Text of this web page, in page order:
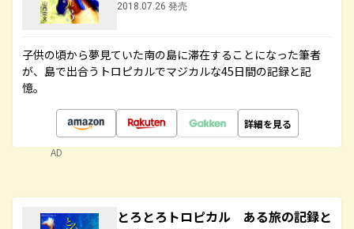
2018.07.26 発売
子供の頃から夢見ていた南の島に滞在することになった筆者
が、島で出合うトロピカルでマジカルな45日間の記録と記
憶。
詳細を見る
AD
とろとろトロピカル ある旅の記録と